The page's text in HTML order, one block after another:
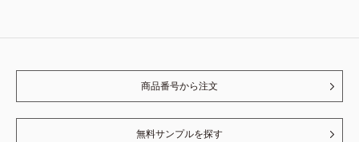
商品番号から注文
無料サンプルを探す